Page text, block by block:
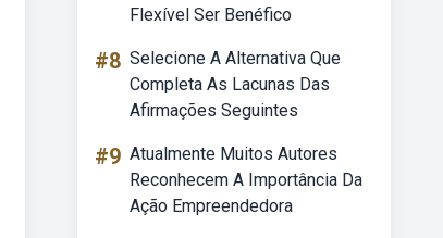
Flexível Ser Benéfico
#8 Selecione A Alternativa Que
Completa As Lacunas Das
Afirmações Seguintes
#9 Atualmente Muitos Autores
Reconhecem A Importância Da
Ação Empreendedora